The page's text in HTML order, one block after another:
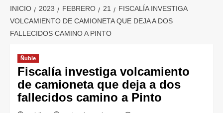
INICIO 2023 FEBRERO 21
FISCALÍA INVESTIGA
VOLCAMIENTO DE CAMIONETA QUE DEJA A DOS
FALLECIDOS CAMINO A PINTO
Ñuble
Fiscalía investiga volcamiento
de camioneta que deja a dos
fallecidos camino a Pinto